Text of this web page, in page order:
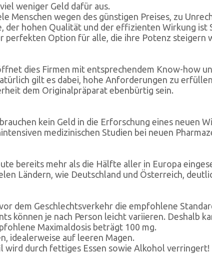
weniger Geld dafür aus.
Menschen wegen des günstigen Preises, zu
hohen Qualität und der effizienten Wirkung ist
perfekten Option für alle, die ihre Potenz steigern
dies Firmen mit entsprechendem Know-how
gilt es dabei, hohe Anforderungen zu
dem Originalpräparat ebenbürtig sein.
kein Geld in die Erforschung eines neuen
medizinischen Studien bei neuen
bereits mehr als die Hälfte aller in Europa
Ländern, wie Deutschland und Österreich,
dem Geschlechtsverkehr die empfohlene
können je nach Person leicht variieren. Deshalb
Maximaldosis beträgt 100 mg.
idealerweise auf leeren Magen.
wird durch fettiges Essen sowie Alkohol verringert!